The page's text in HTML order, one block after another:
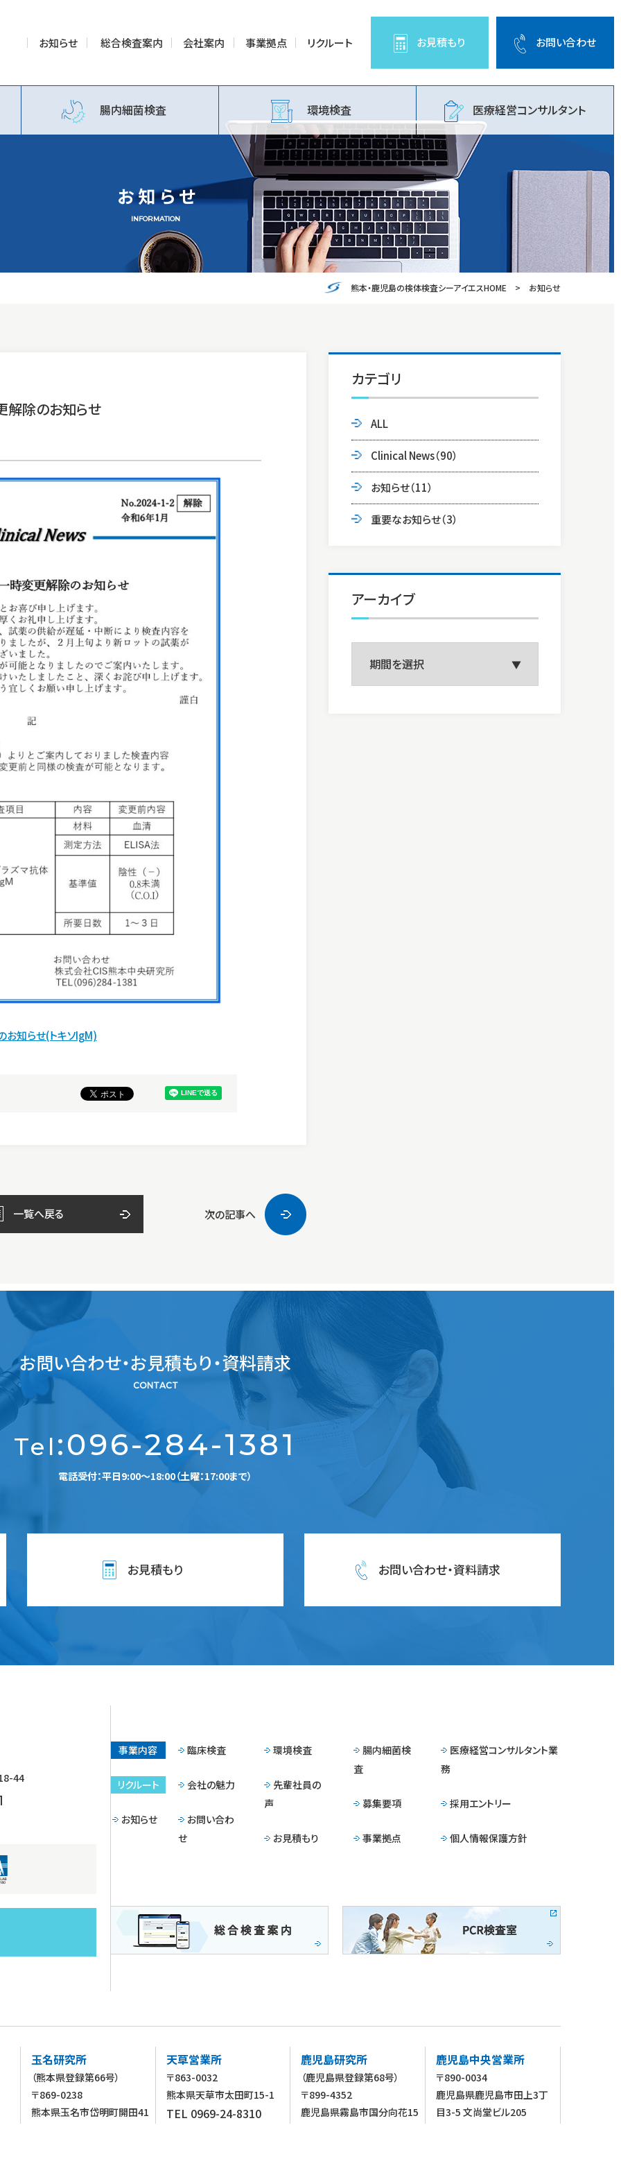
お知らせ 総合検査案内 会社案内 事業拠点 リクルート お見積もり お問い合わせ
腸内細菌検査 環境検査 医療経営コンサルタント
お知らせ
INFORMATION
熊本・鹿児島の検体検査シーアイエスHOME お知らせ
解除のお知らせ
知らせ(トキソIgM)
一覧へ戻る 次の記事へ
カテゴリ
ALL
Clinical News（90）
お知らせ（11）
重要なお知らせ（3）
アーカイブ
お問い合わせ・お見積もり・資料請求
CONTACT
Tel:096-284-1381
電話受付：平日9:00～18:00（土曜：17:00まで）
お見積もり お問い合わせ・資料請求
44
事業内容
リクルート
お知らせ
臨床検査
会社の魅力
お問い合わ
せ
環境検査
先輩社員の
声
お見積もり
腸内細菌検
査
募集要項
事業拠点
医療経営コンサルタント業
務
採用エントリー
個人情報保護方針
玉名研究所
（熊本県登録第66号）
〒869-0238
熊本県玉名市岱明町開田41
天草営業所
〒863-0032
熊本県天草市太田町15-1
TEL 0969-24-8310
鹿児島研究所
（鹿児島県登録第68号）
〒899-4352
鹿児島県霧島市国分向花15
鹿児島中央営業所
〒890-0034
鹿児島県鹿児島市田上3丁
目3-5 文尚堂ビル205